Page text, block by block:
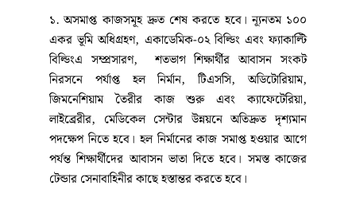
১. অসমাপ্ত কাজসমূহ দ্রুত শেষ করতে হবে। ন্যূনতম ১০০
একর ভূমি অধিগ্রহণ, একাডেমিক-০২ বিল্ডিং এবং ফ্যাকাল্টি
বিল্ডিংএ সম্প্রসারণ, শতভাগ শিক্ষার্থীর আবাসন সংকট
নিরসনে পর্যাপ্ত হল নির্মান, টিএসসি, অডিটোরিয়াম,
জিমনেশিয়াম তৈরীর কাজ শুরু এবং ক্যাফেটেরিয়া,
লাইব্রেরীর, মেডিকেল সেন্টার উন্নয়নে অতিদ্রুত দৃশ্যমান
পদক্ষেপ নিতে হবে। হল নির্মানের কাজ সমাপ্ত হওয়ার আগে
পর্যন্ত শিক্ষার্থীদের আবাসন ভাতা দিতে হবে। সমস্ত কাজের
টেন্ডার সেনাবাহিনীর কাছে হস্তান্তর করতে হবে।